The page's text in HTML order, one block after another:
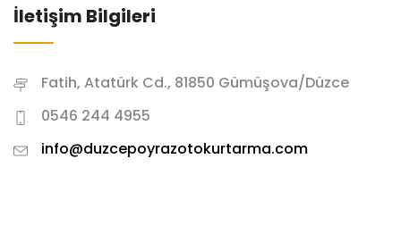
İletişim Bilgileri
Fatih, Atatürk Cd., 81850 Gümüşova/Düzce
0546 244 4955
info@duzcepoyrazotokurtarma.com